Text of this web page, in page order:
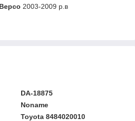
2003-2009 р.в
DA-18875
Noname
Toyota 8484020010